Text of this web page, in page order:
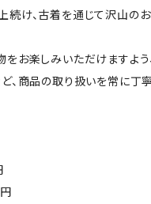
続け、古着を通じて沢山の
お楽しみいただけますよう
ど、商品の取り扱いを常に丁